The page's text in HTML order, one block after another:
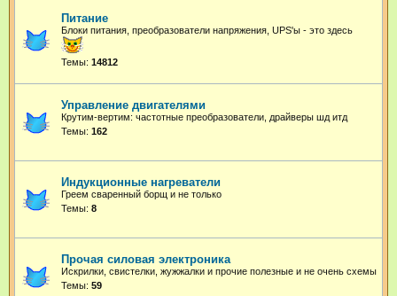
Питание
Блоки питания, преобразователи напряжения, UPS'ы - это здесь
Темы: 14812
Управление двигателями
Крутим-вертим: частотные преобразователи, драйверы шд итд
Темы: 162
Индукционные нагреватели
Греем сваренный борщ и не только
Темы: 8
Прочая силовая электроника
Искрилки, свистелки, жужжалки и прочие полезные и не очень схемы
Темы: 59